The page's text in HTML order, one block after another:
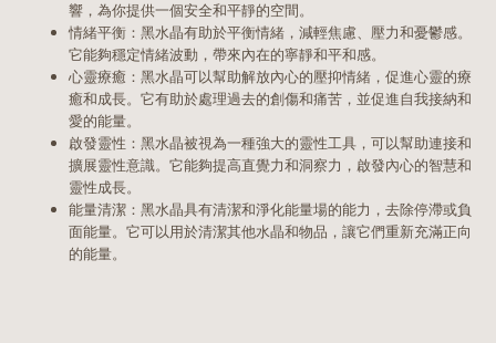
響，為你提供一個安全和平靜的空間。
情緒平衡：黑水晶有助於平衡情緒，減輕焦慮、壓力和憂鬱感。
它能夠穩定情緒波動，帶來內在的寧靜和平和感。
心靈療癒：黑水晶可以幫助解放內心的壓抑情緒，促進心靈的療
癒和成長。它有助於處理過去的創傷和痛苦，並促進自我接納和
愛的能量。
啟發靈性：黑水晶被視為一種強大的靈性工具，可以幫助連接和
擴展靈性意識。它能夠提高直覺力和洞察力，啟發內心的智慧和
靈性成長。
能量清潔：黑水晶具有清潔和淨化能量場的能力，去除停滯或負
面能量。它可以用於清潔其他水晶和物品，讓它們重新充滿正向
的能量。